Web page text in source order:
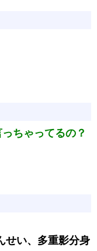
ちゃってるの？
せい、多重影分身